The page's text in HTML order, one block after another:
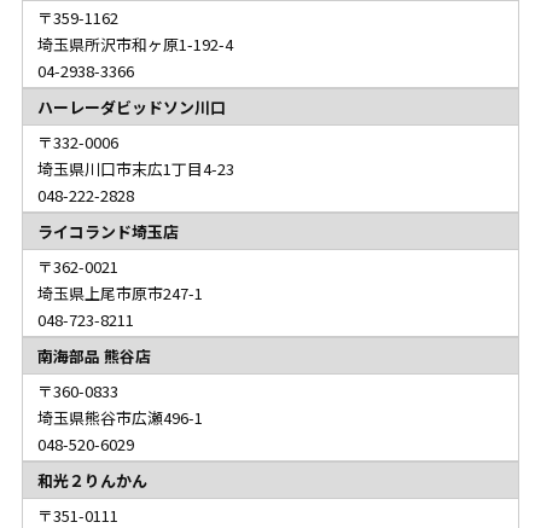
359-1162
埼玉県所沢市和ヶ原1-192-4
04-2938-3366
ハーレーダビッドソン川口
332-0006
埼玉県川口市末広1丁目4-23
048-222-2828
ライコランド埼玉店
362-0021
埼玉県上尾市原市247-1
048-723-8211
南海部品 熊谷店
360-0833
埼玉県熊谷市広瀬496-1
048-520-6029
和光２りんかん
351-0111